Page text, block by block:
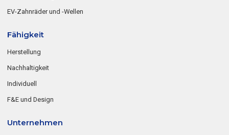
EV-Zahnräder und -Wellen
Fähigkeit
Herstellung
Nachhaltigkeit
Individuell
F&E und Design
Unternehmen